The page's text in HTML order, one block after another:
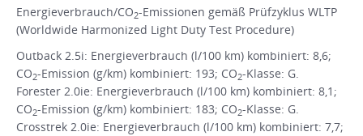
Energieverbrauch/CO2-Emissionen gemäß Prüfzyklus WLTP
(Worldwide Harmonized Light Duty Test Procedure)
Outback 2.5i: Energieverbrauch (l/100 km) kombiniert: 8,6;
CO2-Emission (g/km) kombiniert: 193; CO2-Klasse: G.
Forester 2.0ie: Energieverbrauch (l/100 km) kombiniert: 8,1;
CO2-Emission (g/km) kombiniert: 183; CO2-Klasse: G.
Crosstrek 2.0ie: Energieverbrauch (l/100 km) kombiniert: 7,7;